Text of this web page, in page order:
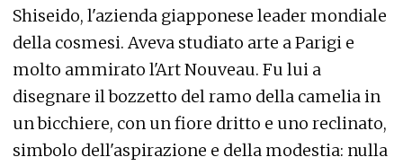
Shiseido, l'azienda giapponese leader mondiale
della cosmesi. Aveva studiato arte a Parigi e
molto ammirato l'Art Nouveau. Fu lui a
disegnare il bozzetto del ramo della camelia in
un bicchiere, con un fiore dritto e uno reclinato,
simbolo dell'aspirazione e della modestia: nulla